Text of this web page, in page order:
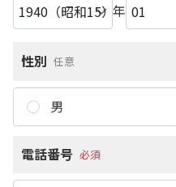
年
性別 任意
男
電話番号 必須